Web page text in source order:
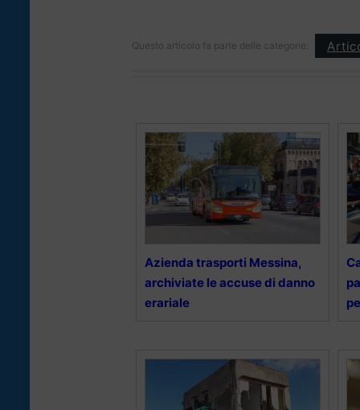
Questo articolo fa parte delle categorie:
Azienda trasporti Messina,
archiviate le accuse di danno
erariale